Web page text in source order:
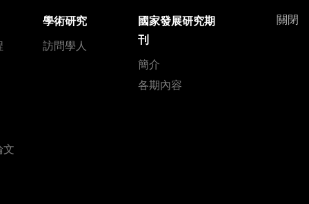
關閉
文
學術研究
訪問學人
國家發展研究期
刊
簡介
各期內容